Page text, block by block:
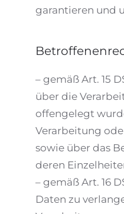
garantieren und
– gemäß Art. 15
über die
offengelegt
Verarbeitung
sowie über das
deren
– gemäß Art. 16
Daten zu